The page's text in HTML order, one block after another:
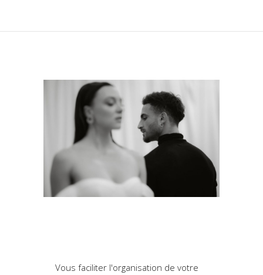
Vous faciliter l'organisation de votre